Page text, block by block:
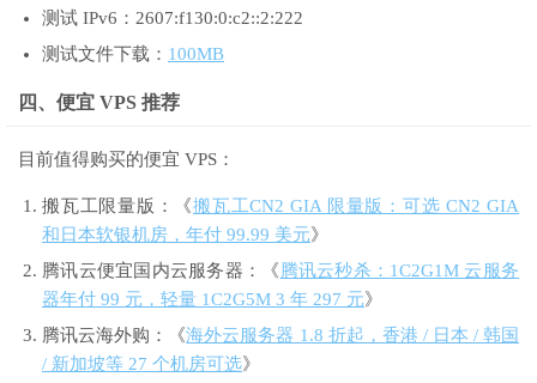
测试 IPv6：2607:f130:0:c2::2:222
测试文件下载： 100MB
四、便宜 VPS 推荐
目前值得购买的便宜 VPS：
搬瓦工限量版：《搬瓦工CN2 GIA 限量版：可选 CN2 GIA
和日本软银机房，年付 99.99 美元》
腾讯云便宜国内云服务器：《 腾讯云秒杀：1C2G1M 云服务
器年付 99 元，轻量 1C2G5M 3 年 297 元》
腾讯云海外购：《海外云服务器 1.8 折起，香港 / 日本 / 韩国
/ 新加坡等 27 个机房可选》